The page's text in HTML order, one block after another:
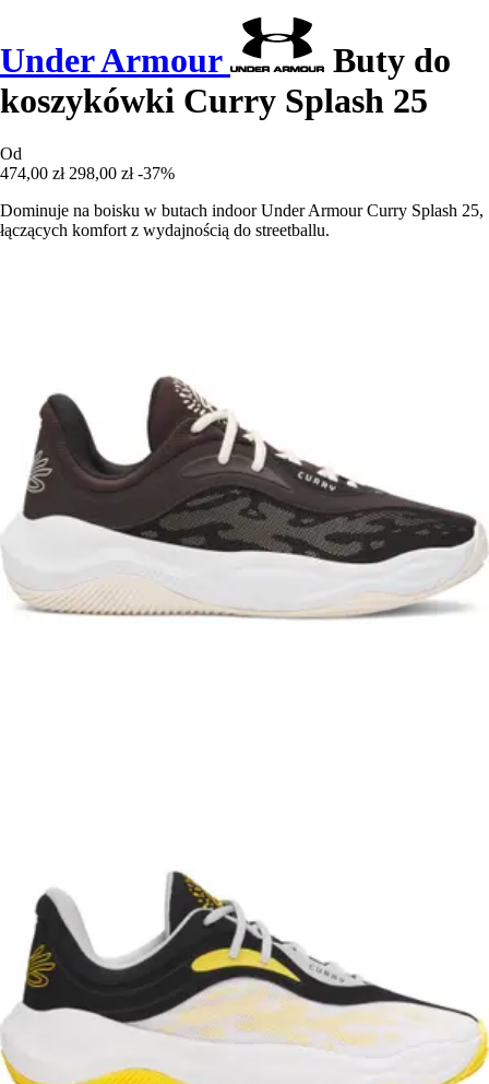
Under Armour
Buty do
koszykówki Curry Splash 25
Od
474,00 zł 298,00 zł -37%
Dominuje na boisku w butach indoor Under Armour Curry Splash 25,
łączących komfort z wydajnością do streetballu.